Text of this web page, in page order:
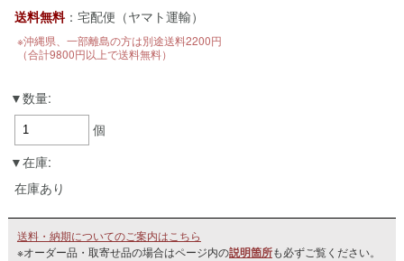
送料無料：宅配便（ヤマト運輸）
※沖縄県、一部離島の方は別途送料2200円
（合計9800円以上で送料無料）
数量:
個
在庫:
在庫あり
送料・納期についてのご案内はこちら
※オーダー品・取寄せ品の場合はページ内の説明箇所も必ずご覧ください。